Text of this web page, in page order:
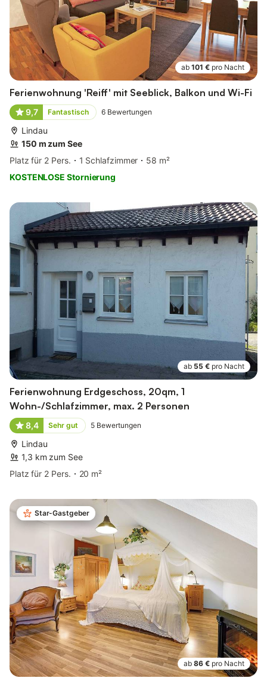
ab 101 € pro Nacht
Ferienwohnung 'Reiff' mit Seeblick, Balkon und Wi-Fi
9,7 Fantastisch 6 Bewertungen
Lindau
150 m zum See
Platz für 2 Pers.
1 Schlafzimmer
58 m²
KOSTENLOSE Stornierung
ab 55 € pro Nacht
Ferienwohnung Erdgeschoss, 20qm, 1
Wohn-/Schlafzimmer, max. 2 Personen
8,4 Sehr gut 5 Bewertungen
Lindau
1,3 km zum See
Platz für 2 Pers.
20 m²
Star-Gastgeber
ab 86 € pro Nacht